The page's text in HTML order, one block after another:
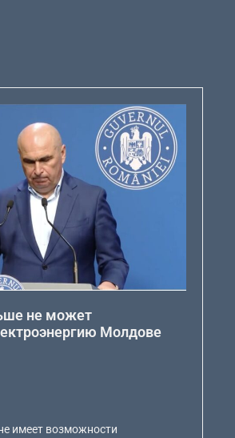
не может
Молдове
имеет возможности